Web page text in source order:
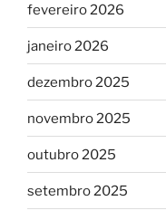
fevereiro 2026
janeiro 2026
dezembro 2025
novembro 2025
outubro 2025
setembro 2025